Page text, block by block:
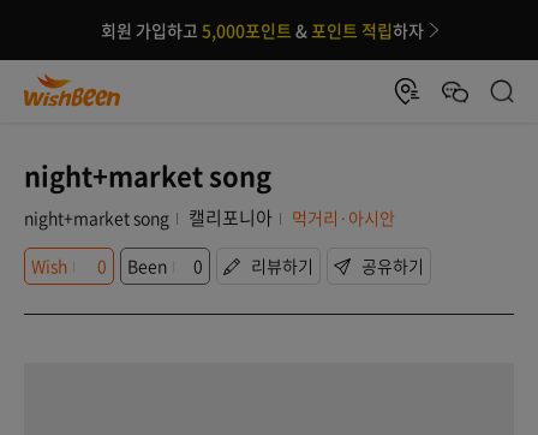
회원 가입하고 5,000포인트 &포인트 적립하자
night+market song
night+market song 캘리포니아
먹거리·아시안
Wish
0 Been 0 리뷰하기 공유하기